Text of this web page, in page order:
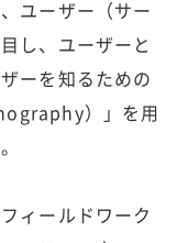
ユーザー（サー
し、ユーザーと
ーを知るための
）」を用
ィールドワーク